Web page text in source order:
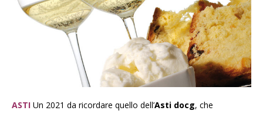
ASTI Un 2021 da ricordare quello dell’Asti docg, che